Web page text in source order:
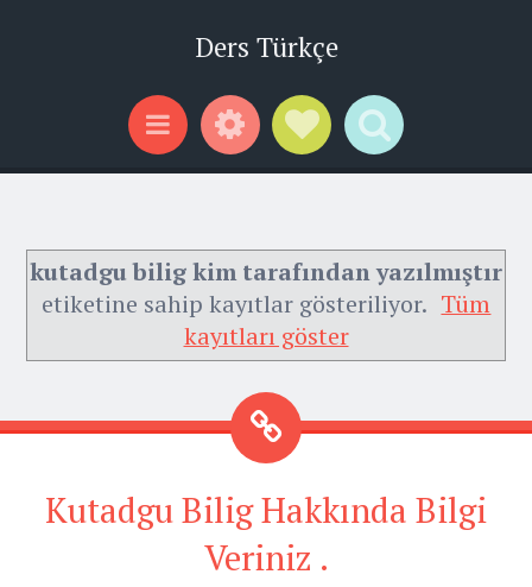
Ders Türkçe
Menu WidgetsSocial Links
Search
kutadgu bilig kim tarafından yazılmıştır
etiketine sahip kayıtlar gösteriliyor. Tüm
kayıtları göster
Kutadgu Bilig Hakkında Bilgi
Veriniz .